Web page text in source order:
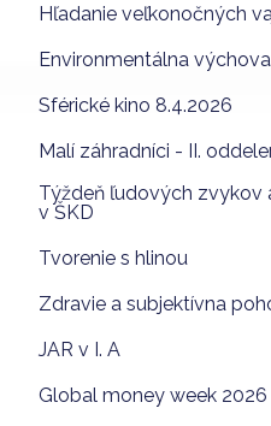
Hľadanie veľkonočných
Environmentálna
Sférické kino 8.4.2026
Malí záhradníci - II.
Týždeň ľudových zvykov
v ŠKD
Tvorenie s hlinou
Zdravie a subjektívna
JAR v I. A
Global money week 2026